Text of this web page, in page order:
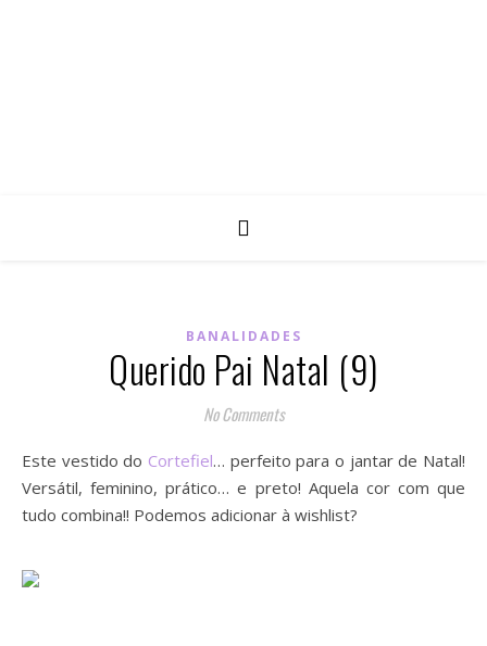
BANALIDADES
Querido Pai Natal (9)
No Comments
Este vestido do Cortefiel… perfeito para o jantar de Natal!
Versátil, feminino, prático… e preto! Aquela cor com que
tudo combina!! Podemos adicionar à wishlist?